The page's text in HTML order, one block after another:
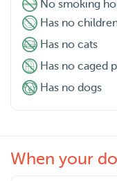
No smoking
Has no
Has no cats
Has no caged
Has no dogs
When your